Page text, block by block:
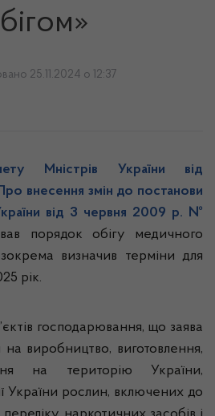
25.11.2024 о 12:37
Мністрів України від
внесення змін до постанови
від 3 червня 2009 р. №
порядок обігу медичного
визначив терміни для
рік.
господарювання, що заява
виробництво, виготовлення,
на територію України,
України рослин, включених до